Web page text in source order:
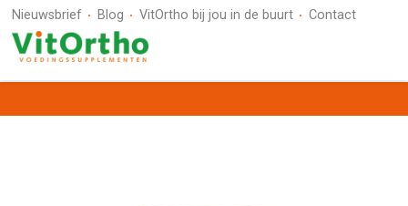
Nieuwsbrief Blog VitOrtho bij jou in de buurt Contact